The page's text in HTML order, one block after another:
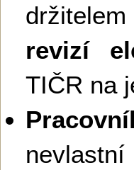
držitelem
revizí
TIČR na